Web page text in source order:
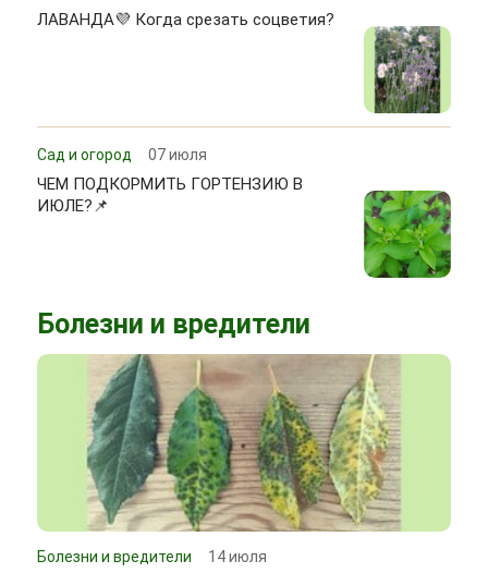
ЛАВАНДА💜 Когда срезать соцветия?
Сад и огород 07 июля
ЧЕМ ПОДКОРМИТЬ ГОРТЕНЗИЮ В
ИЮЛЕ?📌
Болезни и вредители
Болезни и вредители 14 июля